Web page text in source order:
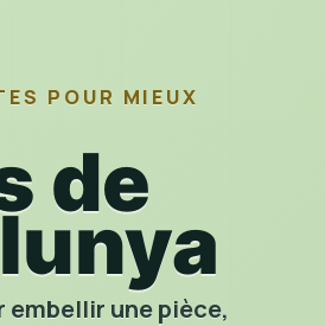
POUR MIEUX
de
embellir une pièce,